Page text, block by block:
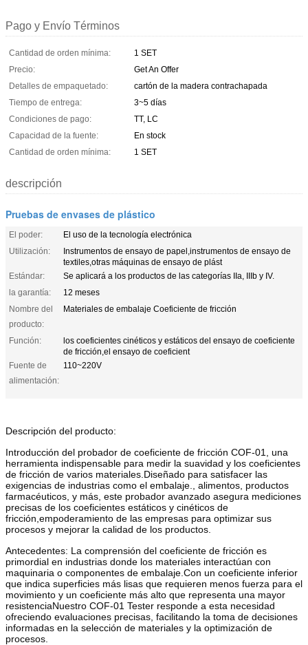
Pago y Envío Términos
Cantidad de orden mínima:
1 SET
Precio:
Get An Offer
Detalles de empaquetado:
cartón de la madera contrachapada
Tiempo de entrega:
3~5 días
Condiciones de pago:
TT, LC
Capacidad de la fuente:
En stock
Cantidad de orden mínima:
1 SET
descripción
Pruebas de envases de plástico
El poder:
El uso de la tecnología electrónica
Utilización:
Instrumentos de ensayo de papel,instrumentos de ensayo de
textiles,otras máquinas de ensayo de plást
Estándar:
Se aplicará a los productos de las categorías IIa, IIIb y IV.
la garantía:
12 meses
Nombre del
producto:
Materiales de embalaje Coeficiente de fricción
Función:
los coeficientes cinéticos y estáticos del ensayo de coeficiente
de fricción,el ensayo de coeficient
Fuente de
alimentación:
110~220V
Descripción del producto:
Introducción del probador de coeficiente de fricción COF-01, una
herramienta indispensable para medir la suavidad y los coeficientes
de fricción de varios materiales.Diseñado para satisfacer las
exigencias de industrias como el embalaje., alimentos, productos
farmacéuticos, y más, este probador avanzado asegura mediciones
precisas de los coeficientes estáticos y cinéticos de
fricción,empoderamiento de las empresas para optimizar sus
procesos y mejorar la calidad de los productos.
Antecedentes: La comprensión del coeficiente de fricción es
primordial en industrias donde los materiales interactúan con
maquinaria o componentes de embalaje.Con un coeficiente inferior
que indica superficies más lisas que requieren menos fuerza para el
movimiento y un coeficiente más alto que representa una mayor
resistenciaNuestro COF-01 Tester responde a esta necesidad
ofreciendo evaluaciones precisas, facilitando la toma de decisiones
informadas en la selección de materiales y la optimización de
procesos.